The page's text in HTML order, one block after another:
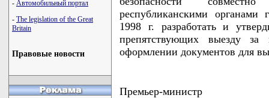
- Автомобильный портал
- The legislation of the Great
Britain
Правовые новости
республиканскими органами
1998 г. разработать и
препятствующих выезду за
оформлении документов для
Премьер-министр